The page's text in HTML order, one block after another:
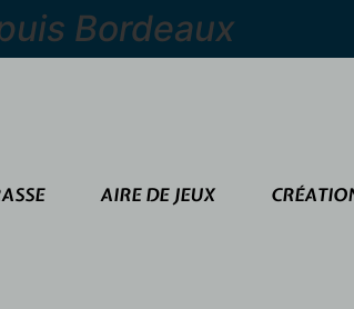
Bordeaux
AIRE DE JEUX